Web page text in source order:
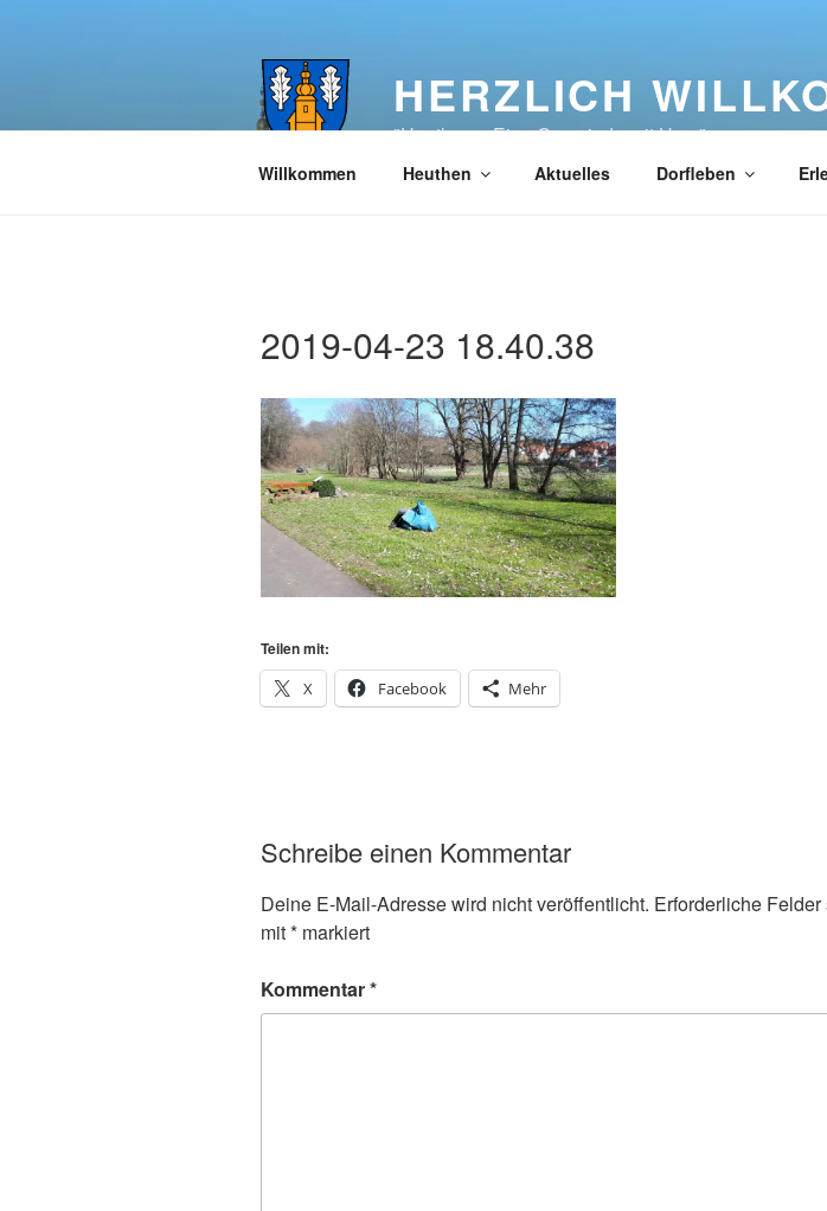
HERZLICH
"Heuthen – Eine Gemeinde mit Herz"
Willkommen Heuthen Aktuelles Dorfleben
2019-04-23 18.40.38
Teilen mit:
X
Facebook Mehr
Schreibe einen Kommentar
Deine E-Mail-Adresse wird nicht veröffentlicht. Erforderliche Felder
mit* markiert
Kommentar*